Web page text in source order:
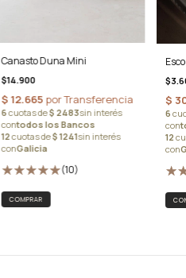
Canasto Duna Mini
$14.900
(10)
COMPRAR